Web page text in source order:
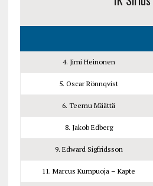
4. Jimi Heinonen
5. Oscar Rönnqvist
6. Teemu Määttä
8. Jakob Edberg
9. Edward Sigfridsson
11. Marcus Kumpuoja – Kapte